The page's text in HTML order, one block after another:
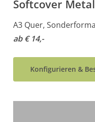
Softcover
A3 Quer,
ab € 14,-
Konfigurieren &